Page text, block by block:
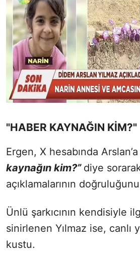
"HABER KAYNAĞIN KİM?"
Ergen, X hesabında Arslan’a
kaynağın kim?” diye
açıklamalarının
Ünlü şarkıcının kendisiyle
sinirlenen Yılmaz ise, canlı
kustu.